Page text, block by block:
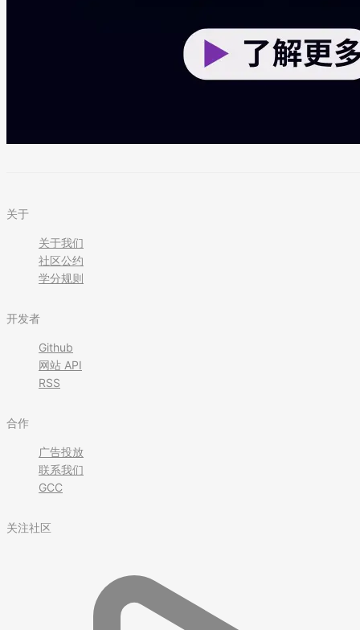
关于
关于我们
社区公约
学分规则
开发者
Github
网站 API
RSS
合作
广告投放
联系我们
GCC
关注社区